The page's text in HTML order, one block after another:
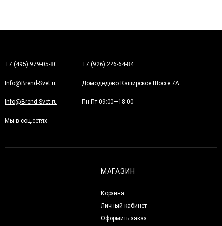
+7 (495) 979-05-80 +7 (926) 226-64-84
Info@Brend-Svet.ru Домодедово Каширское Шоссе 7А
Info@Brend-Svet.ru Пн-Пт 09:00—18:00
Мы в соц.сетях
МАГАЗИН
Корзина
Личный кабинет
Оформить заказ